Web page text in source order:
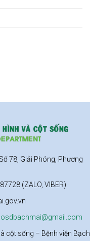
78, Giải Phóng, Phương
(ZALO, VIBER)
osdbachmai@gmail.com
cột sống – Bệnh viện Bạch